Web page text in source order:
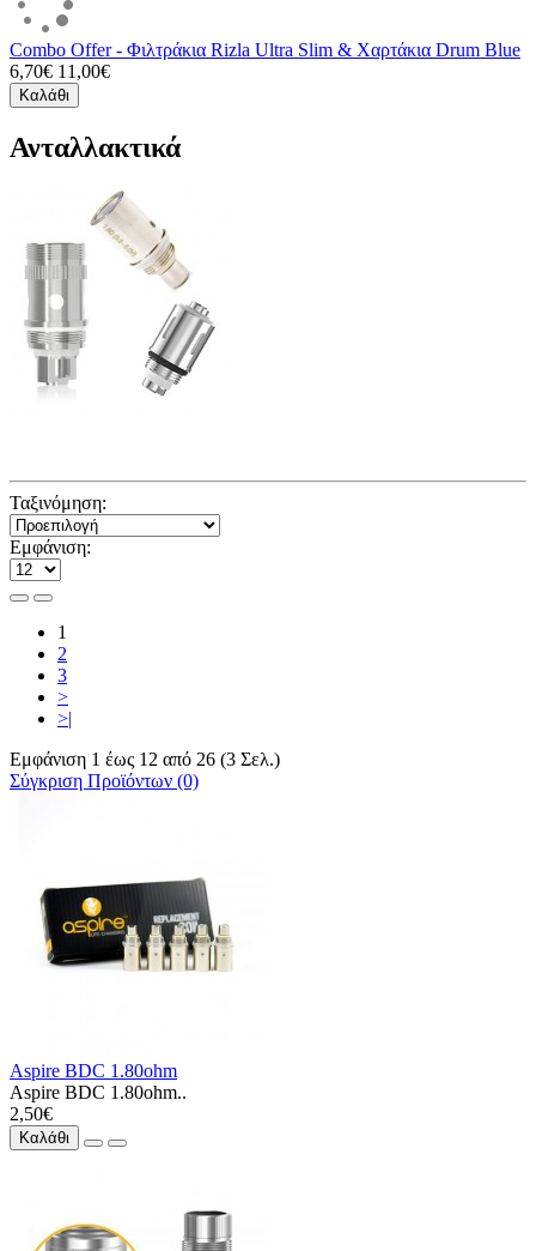
Combo Offer - Φιλτράκια Rizla Ultra Slim & Χαρτάκια Drum Blue
6,70€ 11,00€
Καλάθι
Ανταλλακτικά
Ταξινόμηση:
Εμφάνιση:
1
2
3
>
>|
Εμφάνιση 1 έως 12 από 26 (3 Σελ.)
Σύγκριση Προϊόντων (0)
Aspire BDC 1.80ohm
Aspire BDC 1.80ohm..
2,50€
Καλάθι